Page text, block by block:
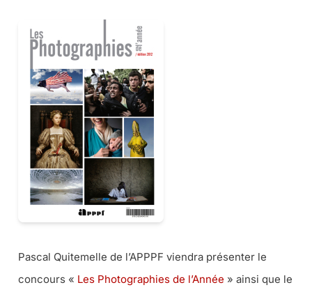
Pascal Quitemelle de l’APPPF viendra présenter le
concours « Les Photographies de l’Année » ainsi que le